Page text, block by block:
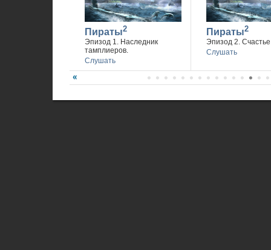
Пираты2
Эпизод 1. Наследник
тамплиеров.
Слушать
Пираты2
Эпизод 2. Счастье
Слушать